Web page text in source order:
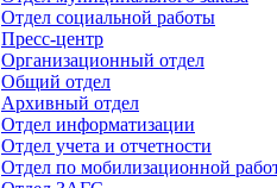
Отдел социальной работы
Пресс-центр
Организационный отдел
Общий отдел
Архивный отдел
Отдел информатизации
Отдел учета и отчетности
Отдел по мобилизационной